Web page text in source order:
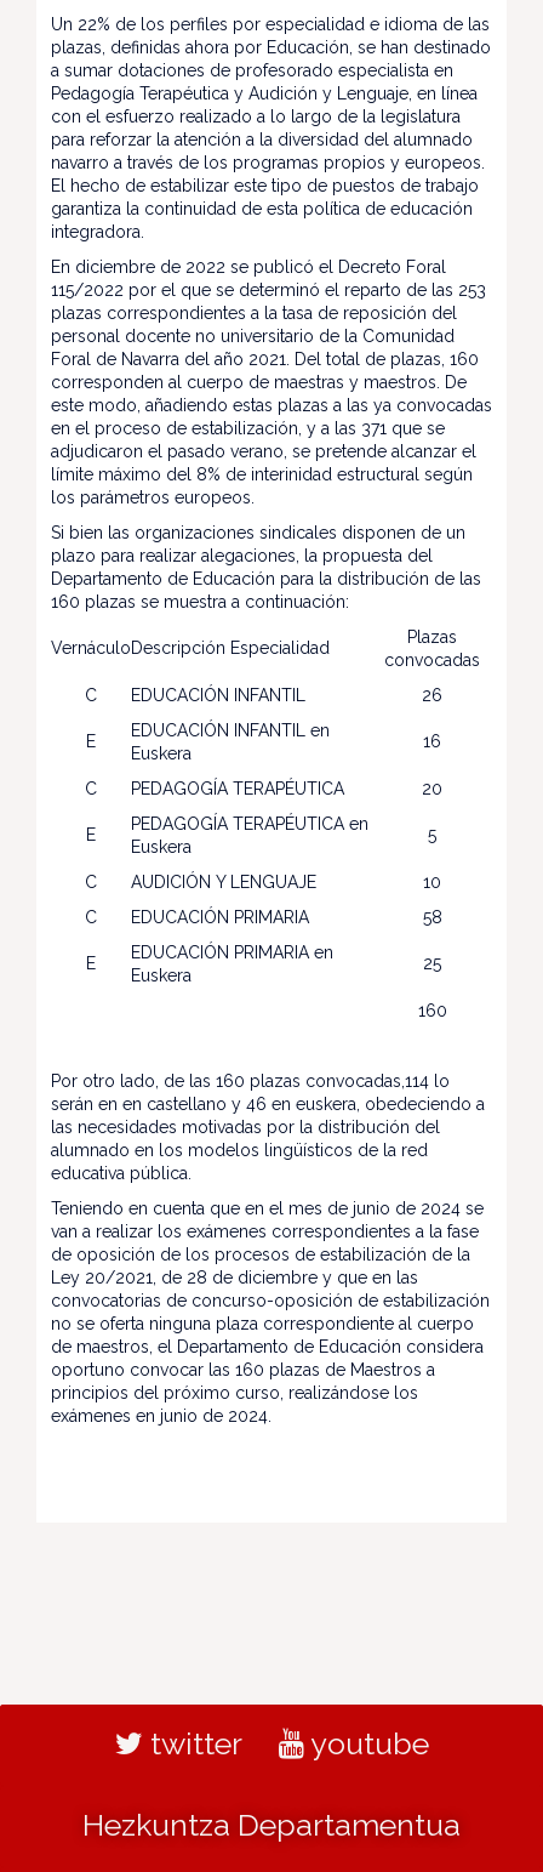
Un 22% de los perfiles por especialidad e idioma de las
plazas, definidas ahora por Educación, se han destinado
a sumar dotaciones de profesorado especialista en
Pedagogía Terapéutica y Audición y Lenguaje, en línea
con el esfuerzo realizado a lo largo de la legislatura
para reforzar la atención a la diversidad del alumnado
navarro a través de los programas propios y europeos.
El hecho de estabilizar este tipo de puestos de trabajo
garantiza la continuidad de esta política de educación
integradora.
En diciembre de 2022 se publicó el Decreto Foral
115/2022 por el que se determinó el reparto de las 253
plazas correspondientes a la tasa de reposición del
personal docente no universitario de la Comunidad
Foral de Navarra del año 2021. Del total de plazas, 160
corresponden al cuerpo de maestras y maestros. De
este modo, añadiendo estas plazas a las ya convocadas
en el proceso de estabilización, y a las 371 que se
adjudicaron el pasado verano, se pretende alcanzar el
límite máximo del 8% de interinidad estructural según
los parámetros europeos.
Si bien las organizaciones sindicales disponen de un
plazo para realizar alegaciones, la propuesta del
Departamento de Educación para la distribución de las
160 plazas se muestra a continuación:
VernáculoDescripción Especialidad
Plazas
convocadas
C
EDUCACIÓN INFANTIL 26
E
EDUCACIÓN INFANTIL en
Euskera
16
C PEDAGOGÍA TERAPÉUTICA 20
E
PEDAGOGÍA TERAPÉUTICA en
Euskera
5
C AUDICIÓN Y LENGUAJE
10
C
EDUCACIÓN PRIMARIA 58
E
EDUCACIÓN PRIMARIA en
Euskera
25
160
Por otro lado, de las 160 plazas convocadas,114 lo
serán en en castellano y 46 en euskera, obedeciendo a
las necesidades motivadas por la distribución del
alumnado en los modelos lingüísticos de la red
educativa pública.
Teniendo en cuenta que en el mes de junio de 2024 se
van a realizar los exámenes correspondientes a la fase
de oposición de los procesos de estabilización de la
Ley 20/2021, de 28 de diciembre y que en las
convocatorias de concurso-oposición de estabilización
no se oferta ninguna plaza correspondiente al cuerpo
de maestros, el Departamento de Educación considera
oportuno convocar las 160 plazas de Maestros a
principios del próximo curso, realizándose los
exámenes en junio de 2024.
twitter youtube
Hezkuntza Departamentua